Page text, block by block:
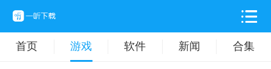
首页 游戏 软件 新闻 合集